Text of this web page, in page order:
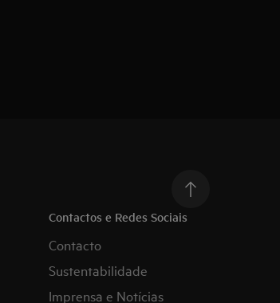
Contactos e Redes Sociais
Contacto
Sustentabilidade
Imprensa e Notícias